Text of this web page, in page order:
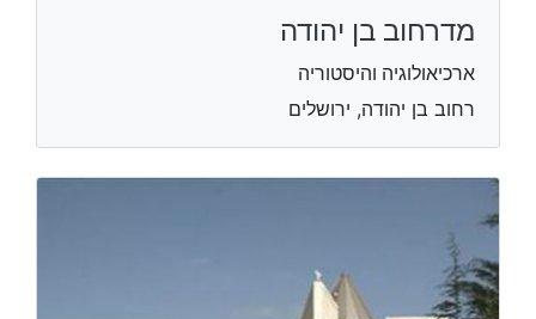
מדרחוב בן יהודה
ארכיאולוגיה והיסטוריה
רחוב בן יהודה, ירושלים